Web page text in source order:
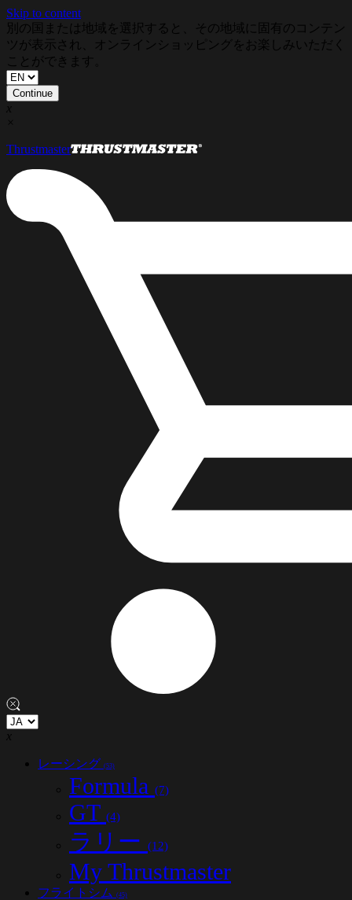
Skip to content
別の国または地域を選択すると、その地域に固有のコンテン
ツが表示され、オンラインショッピングをお楽しみいただく
ことができます。
Continue
x
×
Thrustmaster
x
レーシング (53)
Formula (7)
GT (4)
ラリー (12)
My Thrustmaster
フライトシム (45)